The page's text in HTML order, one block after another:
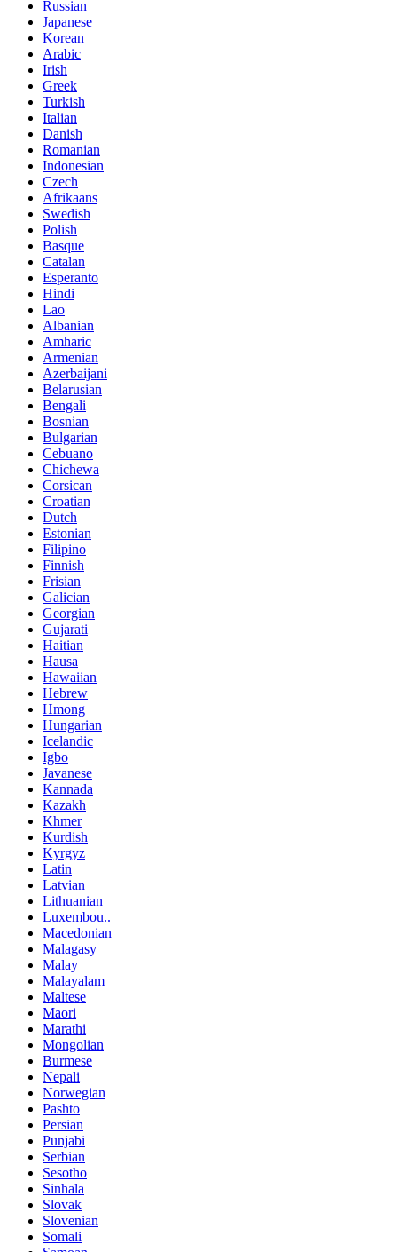
Russian
Japanese
Korean
Arabic
Irish
Greek
Turkish
Italian
Danish
Romanian
Indonesian
Czech
Afrikaans
Swedish
Polish
Basque
Catalan
Esperanto
Hindi
Lao
Albanian
Amharic
Armenian
Azerbaijani
Belarusian
Bengali
Bosnian
Bulgarian
Cebuano
Chichewa
Corsican
Croatian
Dutch
Estonian
Filipino
Finnish
Frisian
Galician
Georgian
Gujarati
Haitian
Hausa
Hawaiian
Hebrew
Hmong
Hungarian
Icelandic
Igbo
Javanese
Kannada
Kazakh
Khmer
Kurdish
Kyrgyz
Latin
Latvian
Lithuanian
Luxembou..
Macedonian
Malagasy
Malay
Malayalam
Maltese
Maori
Marathi
Mongolian
Burmese
Nepali
Norwegian
Pashto
Persian
Punjabi
Serbian
Sesotho
Sinhala
Slovak
Slovenian
Somali